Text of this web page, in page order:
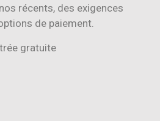
récents, des exigences
de paiement.
gratuite